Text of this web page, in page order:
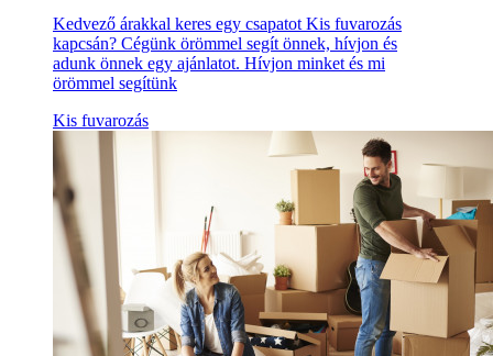
Kedvező árakkal keres egy csapatot Kis fuvarozás
kapcsán? Cégünk örömmel segít önnek, hívjon és
adunk önnek egy ajánlatot. Hívjon minket és mi
örömmel segítünk
Kis fuvarozás